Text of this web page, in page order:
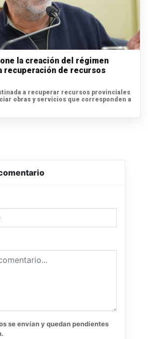
la creación del régimen
recuperación de recursos
a recuperar recursos provinciales
obras y servicios que corresponden a
se envían y quedan pendientes